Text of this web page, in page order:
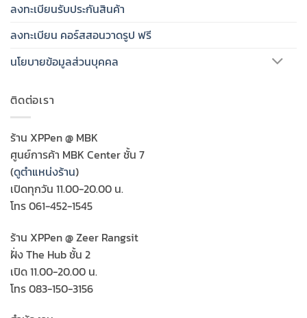
ลงทะเบียนรับประกันสินค้า
ลงทะเบียน คอร์สสอนวาดรูป ฟรี
นโยบายข้อมูลส่วนบุคคล
ติดต่อเรา
ร้าน XPPen @ MBK
ศูนย์การค้า MBK Center ชั้น 7
(ดูตำแหน่งร้าน)
เปิดทุกวัน 11.00-20.00 น.
โทร 061-452-1545
ร้าน XPPen @ Zeer Rangsit
ฝั่ง The Hub ชั้น 2
เปิด 11.00-20.00 น.
โทร 083-150-3156